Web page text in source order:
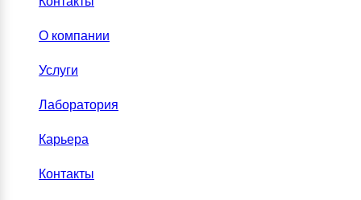
О компании
Услуги
Лаборатория
Карьера
Контакты